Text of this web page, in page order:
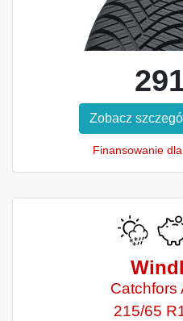
Zobacz
Finansowanie
Catchfors
215/65